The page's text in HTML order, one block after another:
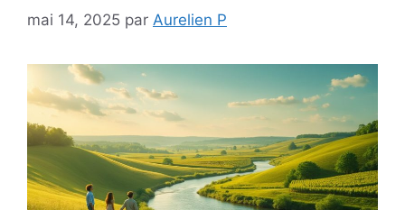
mai 14, 2025 par Aurelien P